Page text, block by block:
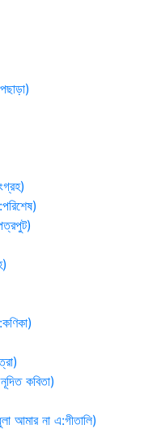
কবিতা)
আমার না এ:গীতালি)